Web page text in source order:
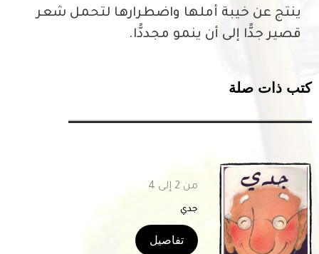
ينتج عن خيبة أملها واضطرارها لتحمل شعر
قصير جدًّا إلى أن ينمو مجددًّا.
ذات صلة
من 2 إلى 4
جدي
تفاصيل